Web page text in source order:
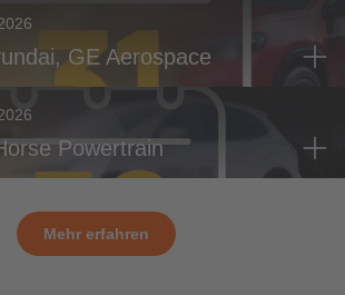
GE Aerospace
Powertrain
Mehr erfahren